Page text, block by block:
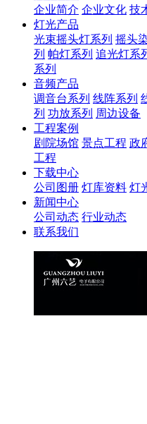
企业简介 企业文化 技
灯光产品
光束摇头灯系列 摇头
列 帕灯系列 追光灯系
系列
音频产品
调音台系列 线阵系列
列 功放系列 周边设备
工程案例
剧院场馆 景点工程 政
工程
下载中心
公司图册 灯库资料 灯
新闻中心
公司动态 行业动态
联系我们